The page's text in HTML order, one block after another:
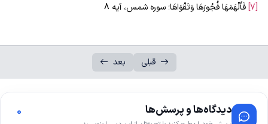
[7]
فَأَلْهَمَهَا فُجُورَهَا وَتَقْوَاهَا؛ سوره شمس، آیه 8
قبلی بعد
دیدگاه‌ها و پرسش‌ها 0